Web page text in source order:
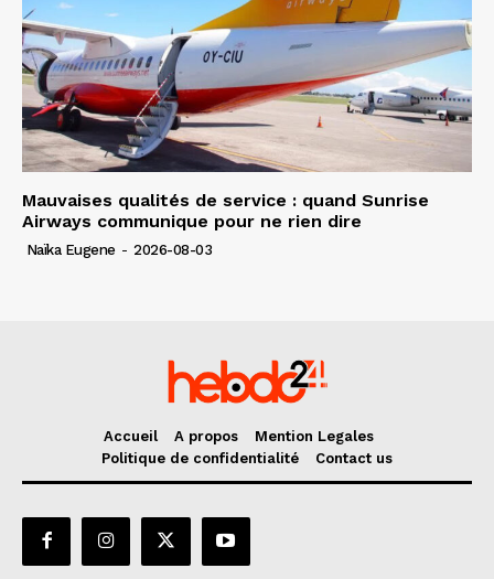
Mauvaises qualités de service : quand Sunrise
Airways communique pour ne rien dire
Naïka Eugene - 2026-08-03
Accueil A propos
Mention Legales
Politique de confidentialité
Contact us